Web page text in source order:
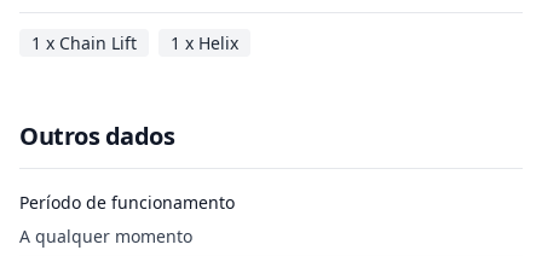
1 x Chain Lift 1 x Helix
Outros dados
Período de funcionamento
A qualquer momento